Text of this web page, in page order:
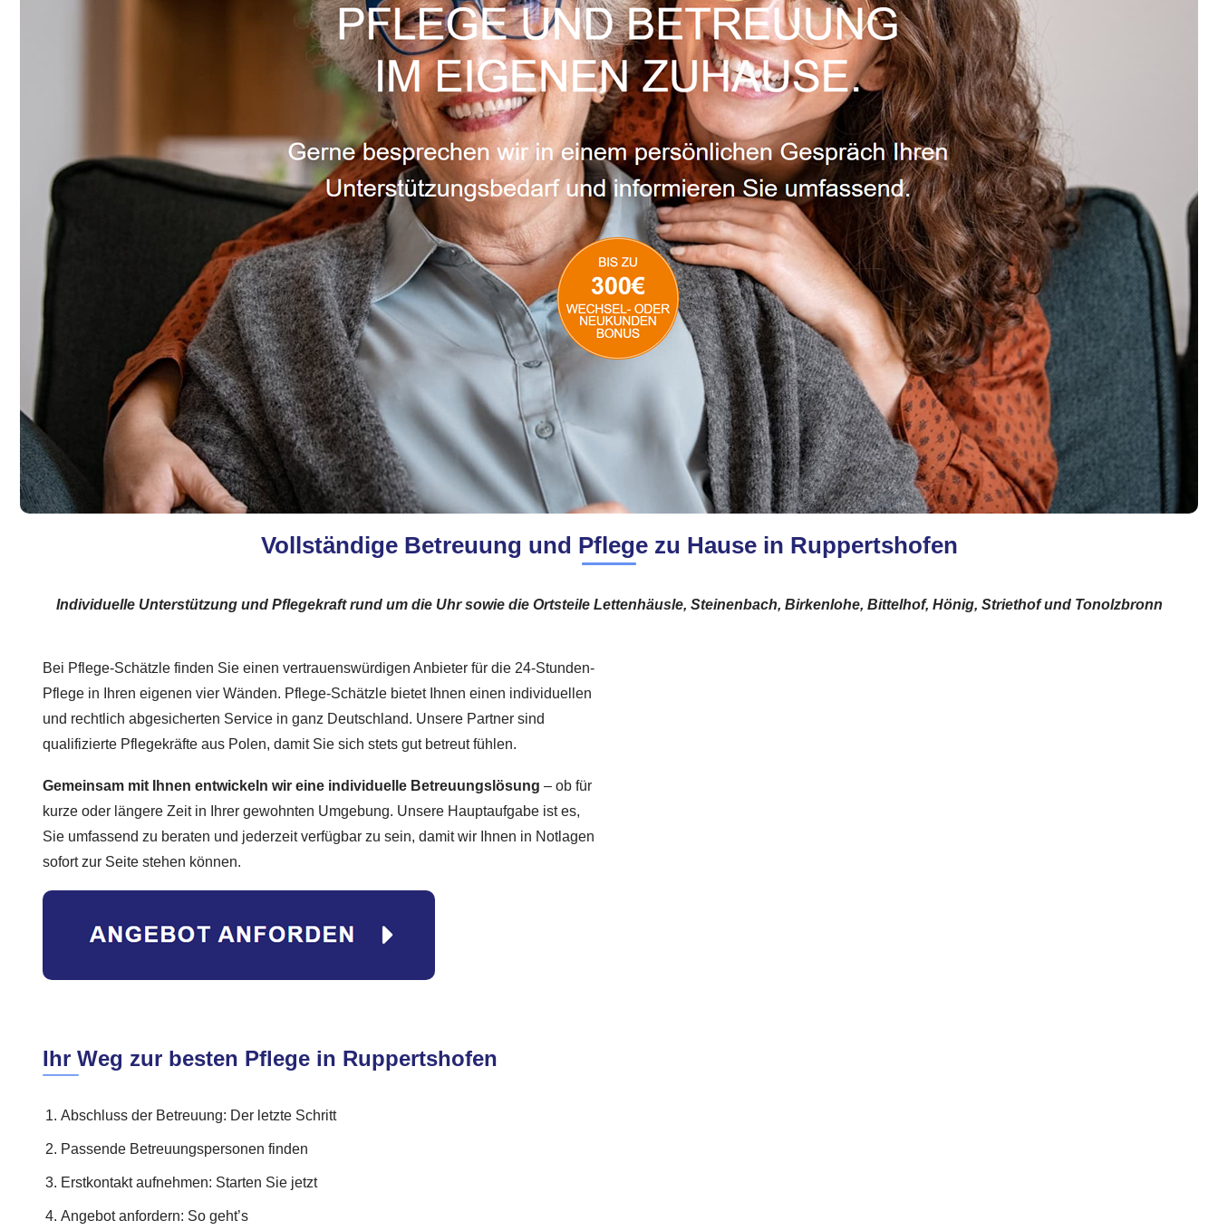
Vollständige Betreuung und Pflege zu Hause in Ruppertshofen
Individuelle Unterstützung und Pflegekraft rund um die Uhr sowie die Ortsteile Lettenhäusle, Steinenbach, Birkenlohe, Bittelhof, Hönig, Striethof und Tonolzbronn
Bei Pflege-Schätzle finden Sie einen vertrauenswürdigen Anbieter für die 24-Stunden-
Pflege in Ihren eigenen vier Wänden. Pflege-Schätzle bietet Ihnen einen individuellen
und rechtlich abgesicherten Service in ganz Deutschland. Unsere Partner sind
qualifizierte Pflegekräfte aus Polen, damit Sie sich stets gut betreut fühlen.
Gemeinsam mit Ihnen entwickeln wir eine individuelle Betreuungslösung – ob für
kurze oder längere Zeit in Ihrer gewohnten Umgebung. Unsere Hauptaufgabe ist es,
Sie umfassend zu beraten und jederzeit verfügbar zu sein, damit wir Ihnen in Notlagen
sofort zur Seite stehen können.
Ihr Weg zur besten Pflege in Ruppertshofen
Abschluss der Betreuung: Der letzte Schritt
Passende Betreuungspersonen finden
Erstkontakt aufnehmen: Starten Sie jetzt
Angebot anfordern: So geht’s